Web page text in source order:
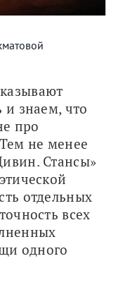
знаем, что
про
не менее
Стансы»
отдельных
всех
одного